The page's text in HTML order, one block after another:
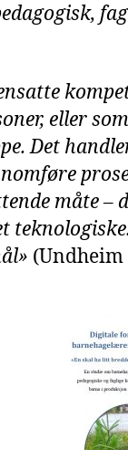
eller
Det
måte –
(Undheim